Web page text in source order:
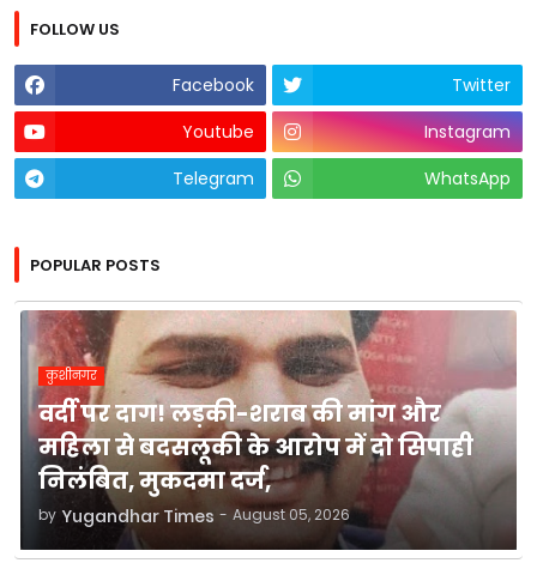
FOLLOW US
Facebook
Twitter
Youtube
Instagram
Telegram
WhatsApp
POPULAR POSTS
कुशीनगर
वर्दी पर दाग! लड़की-शराब की मांग और
महिला से बदसलूकी के आरोप में दो सिपाही
निलंबित, मुकदमा दर्ज,
by Yugandhar Times - August 05, 2026